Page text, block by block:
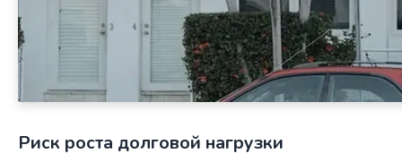
Риск роста долговой нагрузки